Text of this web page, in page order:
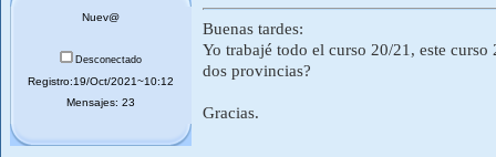
Nuev@
Desconectado
Registro:19/Oct/2021~10:12
Mensajes: 23
Buenas tardes:
Yo trabajé todo el curso 20/21, este
dos provincias?
Gracias.